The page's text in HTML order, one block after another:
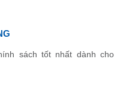
sách tốt nhất dành cho